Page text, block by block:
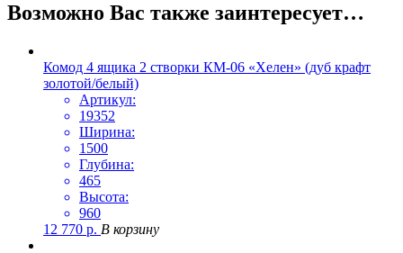
Возможно Вас также заинтересует…
Комод 4 ящика 2 створки КМ-06 «Хелен» (дуб крафт
золотой/белый)
Артикул:
19352
Ширина:
1500
Глубина:
465
Высота:
960
12 770 р. В корзину